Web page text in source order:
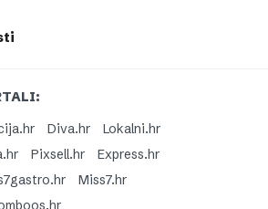
Diva.hr
Lokalni.hr
Pixsell.hr
Express.hr
Miss7.hr